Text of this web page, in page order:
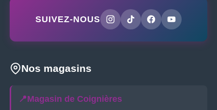
SUIVEZ-NOUS
Nos magasins
📍Magasin de Coignières